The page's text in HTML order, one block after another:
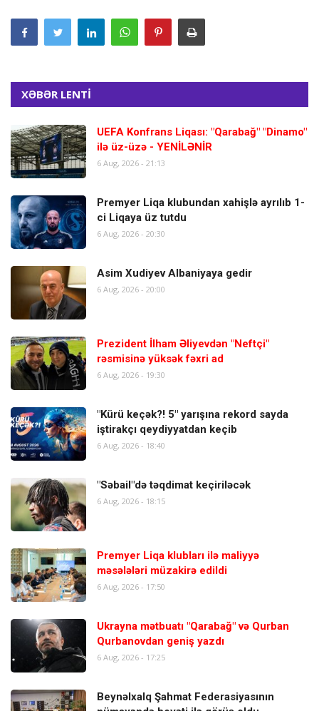
XƏBƏR LENTİ
UEFA Konfrans Liqası: "Qarabağ" "Dinamo"
ilə üz-üzə - YENİLƏNİR
6 Aug, 2026 - 21:13
Premyer Liqa klubundan xahişlə ayrılıb 1-
ci Liqaya üz tutdu
6 Aug, 2026 - 20:30
Asim Xudiyev Albaniyaya gedir
6 Aug, 2026 - 20:00
Prezident İlham Əliyevdən "Neftçi"
rəsmisinə yüksək fəxri ad
6 Aug, 2026 - 19:30
"Kürü keçək?! 5" yarışına rekord sayda
iştirakçı qeydiyyatdan keçib
6 Aug, 2026 - 18:40
"Səbail"də təqdimat keçiriləcək
6 Aug, 2026 - 18:15
Premyer Liqa klubları ilə maliyyə
məsələləri müzakirə edildi
6 Aug, 2026 - 17:50
Ukrayna mətbuatı "Qarabağ" və Qurban
Qurbanovdan geniş yazdı
6 Aug, 2026 - 17:25
Beynəlxalq Şahmat Federasiyasının